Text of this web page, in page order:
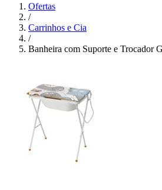
Ofertas
/
Carrinhos e Cia
/
Banheira com Suporte e Trocador